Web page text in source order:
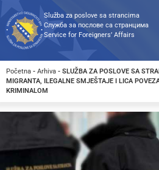
Služba za poslove sa strancima
Служба за послове са странцима
Service for Foreigners’ Affairs
Početna - Arhiva - SLUŽBA ZA POSLOVE SA
MIGRANTA, ILEGALNE SMJEŠTAJE I LICA
KRIMINALOM